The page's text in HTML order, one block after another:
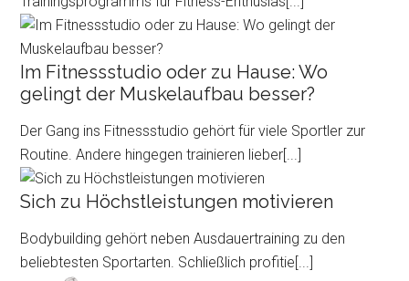
Im Fitnessstudio oder zu Hause: Wo
gelingt der Muskelaufbau besser?
Der Gang ins Fitnessstudio gehört für viele Sportler zur
Routine. Andere hingegen trainieren lieber[...]
Sich zu Höchstleistungen motivieren
Bodybuilding gehört neben Ausdauertraining zu den
beliebtesten Sportarten. Schließlich profitie[...]